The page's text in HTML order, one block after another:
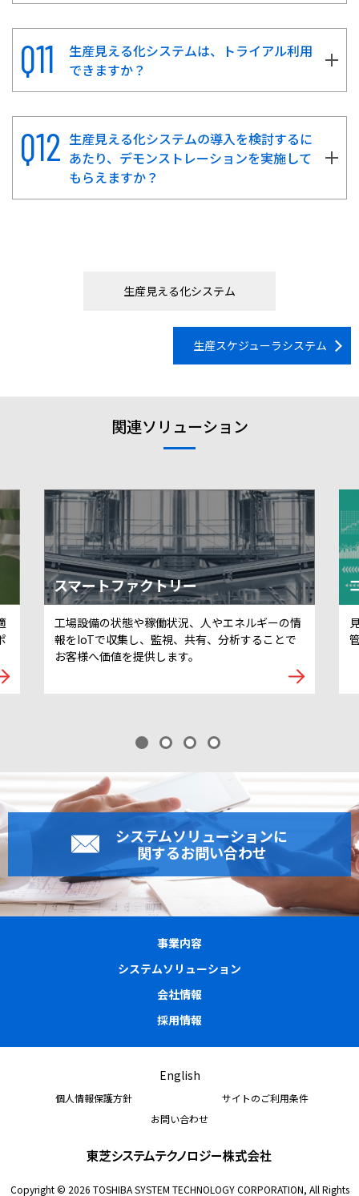
生産見える化システムは、トライアル利用
できますか？
生産見える化システムの導入を検討するに
あたり、デモンストレーションを実施して
もらえますか？
生産見える化システム
生産スケジューラシステム
関連ソリューション
スマートファクトリー
工場設備の状態や稼働状況、人やエネルギーの情
報をIoTで収集し、監視、共有、分析することで
お客様へ価値を提供します。
システムソリューションに
関するお問い合わせ
事業内容
システムソリューション
会社情報
採用情報
English
個人情報保護方針
サイトのご利用条件
お問い合わせ
Copyright © 2026 TOSHIBA SYSTEM TECHNOLOGY CORPORATION, All Rights